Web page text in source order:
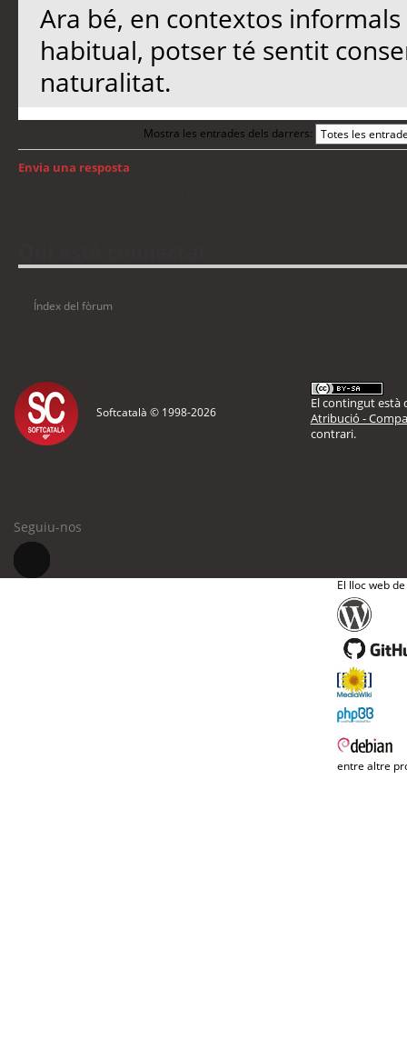
Ara bé, en contextos
habitual, potser té sentit
naturalitat.
Mostra les entrades dels darrers:
Envia una resposta
Índex del fòrum
Softcatalà © 1998-2026
El contingut està
Atribució -
contrari.
Seguiu-nos
El lloc web
entre altre